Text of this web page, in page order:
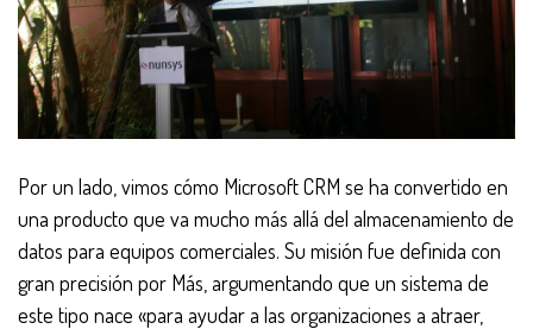
Por un lado, vimos cómo Microsoft CRM se ha convertido en
una producto que va mucho más allá del almacenamiento de
datos para equipos comerciales. Su misión fue definida con
gran precisión por Más, argumentando que un sistema de
este tipo nace «para ayudar a las organizaciones a atraer,